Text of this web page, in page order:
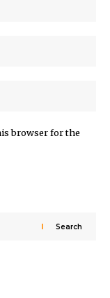
browser for the
Search